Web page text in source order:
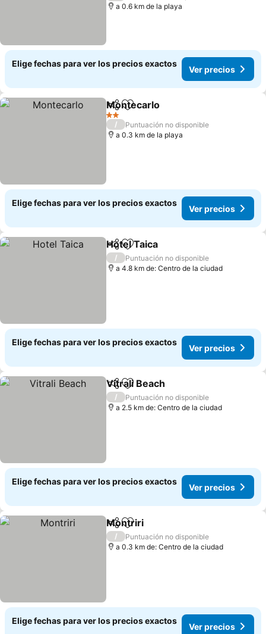
a 0.6 km de la playa
Elige fechas para ver los precios exactos
Ver precios
CompartirAgregar a favoritos
Montecarlo
2 Estrellas
/
Puntuación no disponible
a 0.3 km de la playa
Elige fechas para ver los precios exactos
Ver precios
CompartirAgregar a favoritos
Hotel Taica
/
Puntuación no disponible
a 4.8 km de: Centro de la ciudad
Elige fechas para ver los precios exactos
Ver precios
CompartirAgregar a favoritos
Vitrali Beach
/
Puntuación no disponible
a 2.5 km de: Centro de la ciudad
Elige fechas para ver los precios exactos
Ver precios
CompartirAgregar a favoritos
Montriri
/
Puntuación no disponible
a 0.3 km de: Centro de la ciudad
Elige fechas para ver los precios exactos
Ver precios